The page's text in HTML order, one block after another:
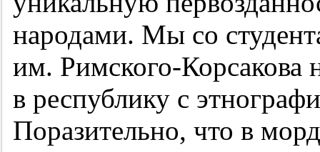
народами. Мы со
им. Римского-Корсакова
в республику с
Поразительно, что в